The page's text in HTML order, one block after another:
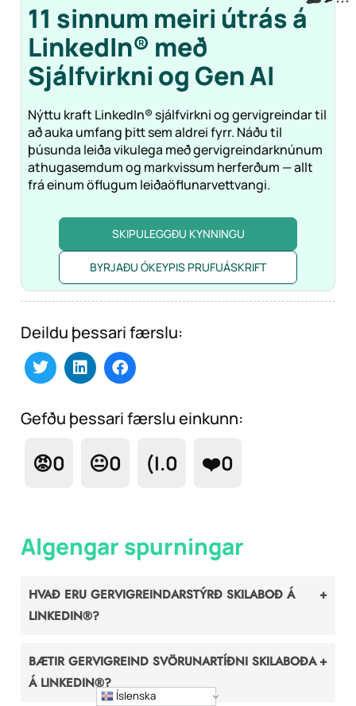
11 sinnum meiri útrás á
LinkedIn® með
Sjálfvirkni og GenAI
Nýttu kraft LinkedIn® sjálfvirkni og gervigreindar til
að auka umfang þitt sem aldrei fyrr. Náðu til
þúsunda leiða vikulega með gervigreindarknúnum
athugasemdum og markvissum herferðum — allt
frá einum öflugum leiðaöflunarvettvangi.
SKIPULEGGÐU KYNNINGU
BYRJAÐU ÓKEYPIS PRUFUÁSKRIFT
Deildu þessari færslu:
Gefðu þessari færslu einkunn:
😡0 😐0 (I.0 ❤️0
Algengar spurningar
HVAÐ ERU GERVIGREINDARSTÝRÐ SKILABOÐ Á
LINKEDIN®?
BÆTIR GERVIGREIND SVÖRUNARTÍÐNI SKILABOÐA
Á LINKEDIN®?
Íslenska